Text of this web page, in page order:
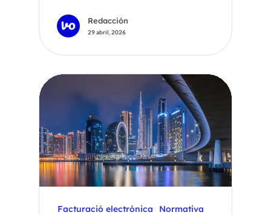
Redacción
29 abril, 2026
Facturació electrónica Normativa